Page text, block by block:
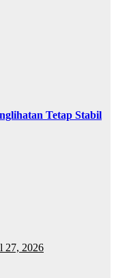
Tetap Stabil
27, 2026